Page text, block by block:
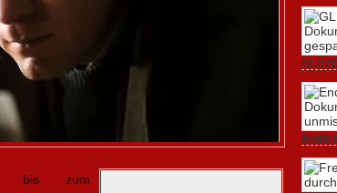
bis zum
3.
19.